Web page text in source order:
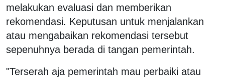
melakukan evaluasi dan memberikan
rekomendasi. Keputusan untuk menjalankan
atau mengabaikan rekomendasi tersebut
sepenuhnya berada di tangan pemerintah.
"Terserah aja pemerintah mau perbaiki atau